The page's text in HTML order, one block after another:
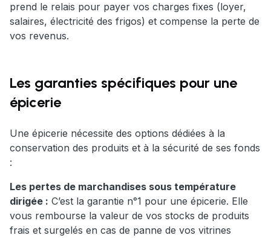
prend le relais pour payer vos charges fixes (loyer,
salaires, électricité des frigos) et compense la perte de
vos revenus.
Les garanties spécifiques pour une
épicerie
Une épicerie nécessite des options dédiées à la
conservation des produits et à la sécurité de ses fonds
:
Les pertes de marchandises sous température
dirigée : C’est la garantie n°1 pour une épicerie. Elle
vous rembourse la valeur de vos stocks de produits
frais et surgelés en cas de panne de vos vitrines